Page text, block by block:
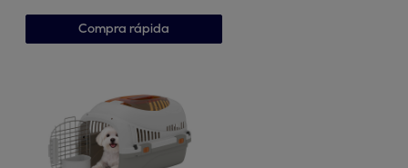
para Tortugas 91x60,5x32
Compra rápida